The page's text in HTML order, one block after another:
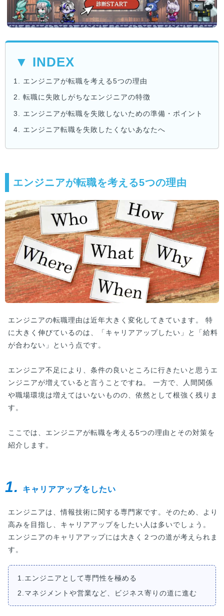
▼ INDEX
1. エンジニアが転職を考える5つの理由
2. 転職に失敗しがちなエンジニアの特徴
3. エンジニアが転職を失敗しないための準備・ポイント
4. エンジニア転職を失敗したくないあなたへ
エンジニアが転職を考える5つの理由
エンジニアの転職理由は近年大きく変化してきています。 特
に大きく伸びているのは、「キャリアアップしたい」と「給料
が合わない」という点です。
エンジニア不足により、条件の良いところに行きたいと思うエ
ンジニアが増えていると言うことですね。 一方で、人間関係
や職場環境は増えてはいないものの、依然として根強く残りま
す。
ここでは、エンジニアが転職を考える5つの理由とその対策を
紹介します。
1. キャリアアップをしたい
エンジニアは、情報技術に関する専門家です。そのため、より
高みを目指し、キャリアアップをしたい人は多いでしょう。
エンジニアのキャリアアップには大きく２つの道が考えられま
す。
1.エンジニアとして専門性を極める
2.マネジメントや営業など、ビジネス寄りの道に進む